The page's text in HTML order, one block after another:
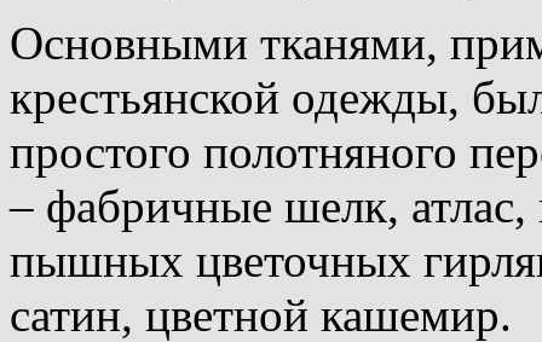
Основными тканями,
крестьянской одежды,
простого полотняного
– фабричные шелк, атлас,
пышных цветочных
сатин, цветной кашемир.